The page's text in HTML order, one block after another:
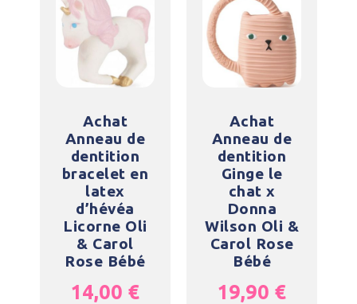
Achat
Anneau de
dentition
bracelet en
latex
d’hévéa
Licorne Oli
& Carol
Rose Bébé
14,00 €
Achat
Anneau de
dentition
Ginge le
chat x
Donna
Wilson Oli &
Carol Rose
Bébé
19,90 €